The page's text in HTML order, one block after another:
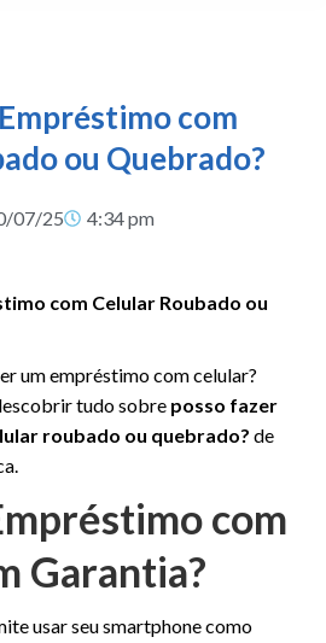
com
ou Quebrado?
07/25
4:34 pm
com Celular Roubado ou
um empréstimo com celular?
tudo sobre posso fazer
roubado ou quebrado? de
com
Garantia?
usar seu smartphone como